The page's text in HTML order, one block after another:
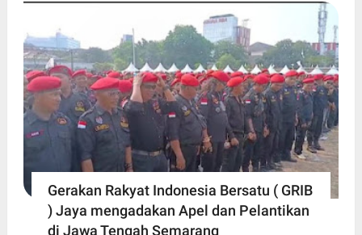
Gerakan Rakyat Indonesia Bersatu ( GRIB
) Jaya mengadakan Apel dan Pelantikan
di Jawa Tengah Semarang